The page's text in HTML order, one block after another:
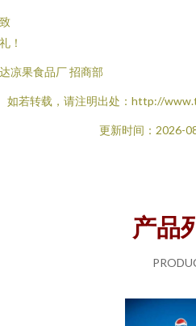
！
凉果食品厂 招商部
如若转载，请注明出处：http://
更新时间：2026-
产品